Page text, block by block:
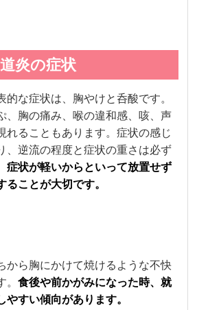
炎の症状
的な症状は、胸やけと呑酸です。
、胸の痛み、喉の違和感、咳、声
れることもあります。症状の感じ
、逆流の程度と症状の重さは必ず
症状が軽いからといって放置せず
ることが大切です。
から胸にかけて焼けるような不快
。食後や前かがみになった時、就
やすい傾向があります。